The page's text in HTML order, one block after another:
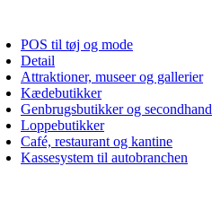
POS til tøj og mode
Detail
Attraktioner, museer og gallerier
Kædebutikker
Genbrugsbutikker og secondhand
Loppebutikker
Café, restaurant og kantine
Kassesystem til autobranchen